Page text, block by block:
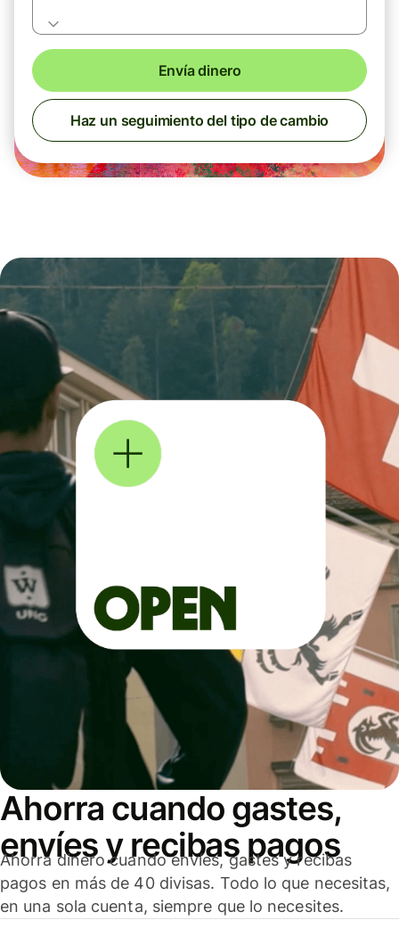
Envía dinero
Haz un seguimiento del tipo de cambio
Ahorra cuando gastes,
envíes y recibas pagos
Ahorra dinero cuando envíes, gastes y recibas
pagos en más de 40 divisas. Todo lo que necesitas,
en una sola cuenta, siempre que lo necesites.